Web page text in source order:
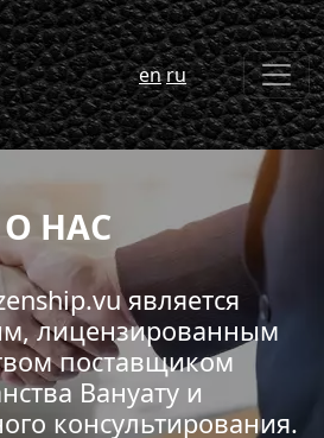
enru
О НАС
является
лицензированным
поставщиком
Вануату и
консультирования.